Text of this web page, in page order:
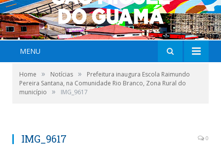
MENU
Home » Notícias »
Prefeitura inaugura Escola Raimundo
Pereira Santana, na Comunidade Rio Branco, Zona Rural do
município
» IMG_9617
IMG_9617 0